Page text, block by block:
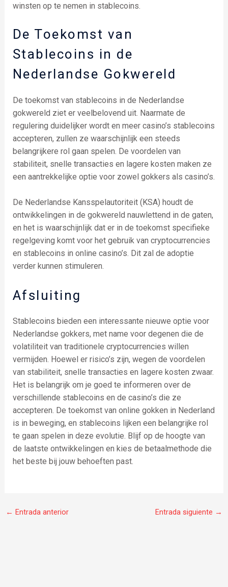
winsten op te nemen in stablecoins.
De Toekomst van
Stablecoins in de
Nederlandse Gokwereld
De toekomst van stablecoins in de Nederlandse
gokwereld ziet er veelbelovend uit. Naarmate de
regulering duidelijker wordt en meer casino’s stablecoins
accepteren, zullen ze waarschijnlijk een steeds
belangrijkere rol gaan spelen. De voordelen van
stabiliteit, snelle transacties en lagere kosten maken ze
een aantrekkelijke optie voor zowel gokkers als casino’s.
De Nederlandse Kansspelautoriteit (KSA) houdt de
ontwikkelingen in de gokwereld nauwlettend in de gaten,
en het is waarschijnlijk dat er in de toekomst specifieke
regelgeving komt voor het gebruik van cryptocurrencies
en stablecoins in online casino’s. Dit zal de adoptie
verder kunnen stimuleren.
Afsluiting
Stablecoins bieden een interessante nieuwe optie voor
Nederlandse gokkers, met name voor degenen die de
volatiliteit van traditionele cryptocurrencies willen
vermijden. Hoewel er risico’s zijn, wegen de voordelen
van stabiliteit, snelle transacties en lagere kosten zwaar.
Het is belangrijk om je goed te informeren over de
verschillende stablecoins en de casino’s die ze
accepteren. De toekomst van online gokken in Nederland
is in beweging, en stablecoins lijken een belangrijke rol
te gaan spelen in deze evolutie. Blijf op de hoogte van
de laatste ontwikkelingen en kies de betaalmethode die
het beste bij jouw behoeften past.
← Entrada anterior Entrada siguiente →